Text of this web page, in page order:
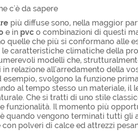
c'è da sapere
più diffuse sono, nella maggior
e in pvc o combinazioni di questi
quelle che più si conformano alle
caratteristiche climatiche della
modelli che,
relazione all'arredamento della
esempio, svolgono la funzione
al tempo stesso un materiale, il
Che si tratti di uno stile
funzionalità. Il momento più
quando vengono terminati tutti gli
con polveri di calce ed attrezzi